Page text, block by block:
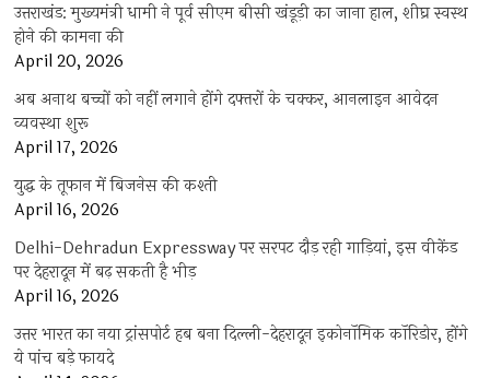
उत्तराखंड: मुख्यमंत्री धामी ने पूर्व सीएम बीसी खंडूड़ी का जाना हाल, शीघ्र स्वस्थ
होने की कामना की
April 20, 2026
अब अनाथ बच्चों को नहीं लगाने होंगे दफ्तरों के चक्कर, आनलाइन आवेदन
व्यवस्था शुरू
April 17, 2026
युद्ध के तूफान में बिजनेस की कश्ती
April 16, 2026
Delhi-Dehradun Expressway पर सरपट दौड़ रही गाड़ियां, इस वीकेंड
पर देहरादून में बढ़ सकती है भीड़
April 16, 2026
उत्तर भारत का नया ट्रांसपोर्ट हब बना दिल्ली-देहरादून इकोनॉमिक कॉरिडोर, होंगे
ये पांच बड़े फायदे